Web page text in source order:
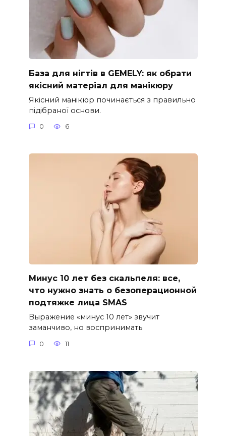
База для нігтів в GEMELY: як обрати
якісний матеріал для манікюру
Якісний манікюр починається з правильно
підібраної основи.
0 6
Минус 10 лет без скальпеля: все,
что нужно знать о безоперационной
подтяжке лица SMAS
Выражение «минус 10 лет» звучит
заманчиво, но воспринимать
0 11